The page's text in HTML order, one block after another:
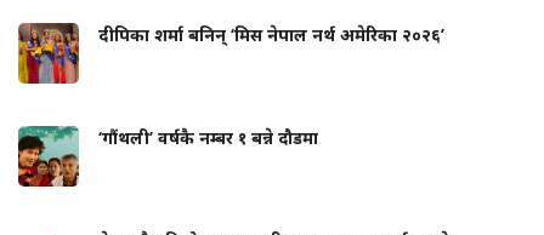
दीपिका शर्मा बनिन् ‘मिस नेपाल नर्थ अमेरिका २०२६’
‘गौंथली’ वर्षकै नम्बर १ बन्ने दौडमा